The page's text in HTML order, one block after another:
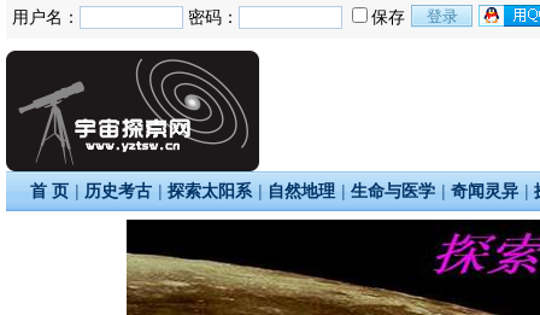
用户名： 密码： 保存
首 页 | 历史考古 | 探索太阳系 | 自然地理 | 生命与医学 | 奇闻灵异 |